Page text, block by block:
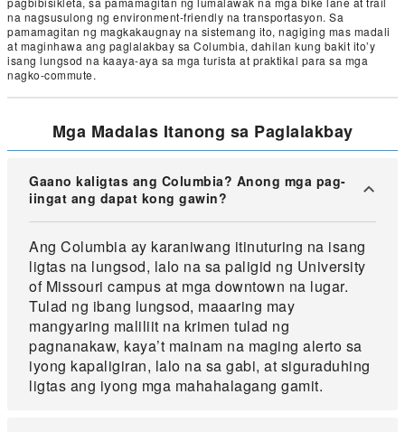
na nagsusulong ng environment-friendly na transportasyon. Sa
pamamagitan ng magkakaugnay na sistemang ito, nagiging mas madali
at maginhawa ang paglalakbay sa Columbia, dahilan kung bakit ito’y
isang lungsod na kaaya-aya sa mga turista at praktikal para sa mga
nagko-commute.
Mga Madalas Itanong sa Paglalakbay
Gaano kaligtas ang Columbia? Anong mga pag-
iingat ang dapat kong gawin?
Ang Columbia ay karaniwang itinuturing na isang
ligtas na lungsod, lalo na sa paligid ng University
of Missouri campus at mga downtown na lugar.
Tulad ng ibang lungsod, maaaring may
mangyaring maliliit na krimen tulad ng
pagnanakaw, kaya’t mainam na maging alerto sa
iyong kapaligiran, lalo na sa gabi, at siguraduhing
ligtas ang iyong mga mahahalagang gamit.